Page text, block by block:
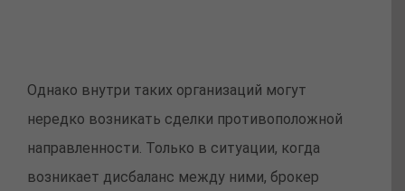
Однако внутри таких организаций могут
нередко возникать сделки противоположной
направленности. Только в ситуации, когда
возникает дисбаланс между ними, брокер